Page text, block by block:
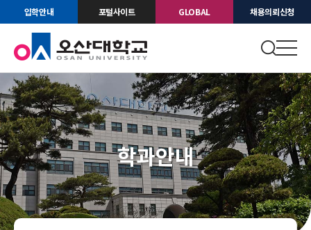
입학안내 포털사이트 GLOBAL 채용의뢰신청
학과안내